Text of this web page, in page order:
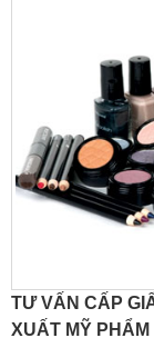
TƯ VẤN CẤP
XUẤT MỸ PHẨM